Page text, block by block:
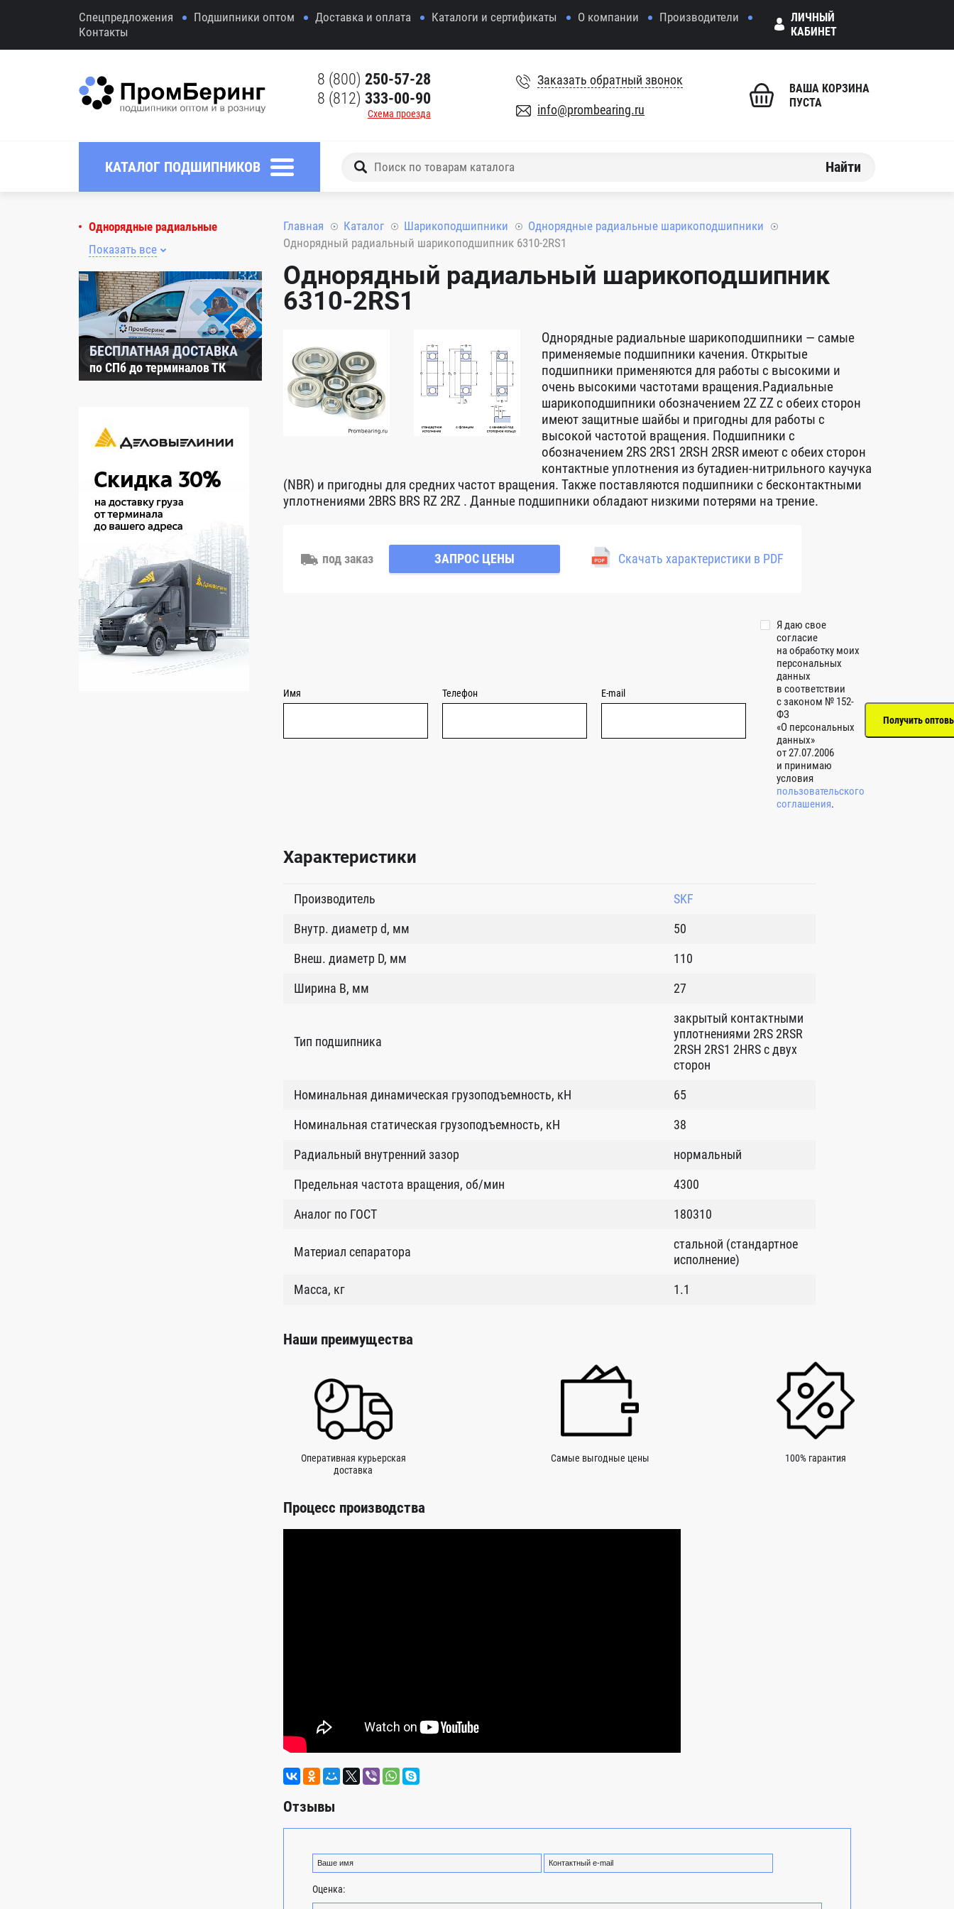
Спецпредложения Подшипники оптом Доставка и оплата Каталоги и сертификаты О компании
Производители
Контакты
ЛИЧНЫЙ
КАБИНЕТ
8 (800) 250-57-28
8 (812) 333-00-90
Схема проезда
Заказать обратный звонок
info@prombearing.ru
ВАША КОРЗИНА
ПУСТА
КАТАЛОГ ПОДШИПНИКОВ Найти
Однорядные радиальные
Показать все
БЕСПЛАТНАЯ ДОСТАВКА
по СПб до терминалов ТК
Главная Каталог Шарикоподшипники
Однорядные радиальные шарикоподшипники
Однорядный радиальный шарикоподшипник 6310-2RS1
Однорядный радиальный шарикоподшипник
6310-2RS1
Однорядные радиальные шарикоподшипники — самые
применяемые подшипники качения. Открытые
подшипники применяются для работы с высокими и
очень высокими частотами вращения.Радиальные
шарикоподшипники обозначением 2Z ZZ с обеих сторон
имеют защитные шайбы и пригодны для работы с
высокой частотой вращения. Подшипники с
обозначением 2RS 2RS1 2RSH 2RSR имеют с обеих сторон
контактные уплотнения из бутадиен-нитрильного каучука
(NBR) и пригодны для средних частот вращения. Также поставляются подшипники с бесконтактными
уплотнениями 2BRS BRS RZ 2RZ . Данные подшипники обладают низкими потерями на трение.
под заказ ЗАПРОС ЦЕНЫ Скачать характеристики в PDF
Имя Телефон E-mail
Я даю свое
согласие
на обработку моих
персональных
данных
в соответствии
с законом № 152-
ФЗ
«О персональных
данных»
от 27.07.2006
и принимаю
условия
пользовательского
соглашения.
Характеристики
Производитель
SKF
Внутр. диаметр d, мм
50
Внеш. диаметр D, мм
110
Ширина B, мм
27
Тип подшипника
закрытый контактными
уплотнениями 2RS 2RSR
2RSH 2RS1 2HRS с двух
сторон
Номинальная динамическая грузоподъемность, кН
65
Номинальная статическая грузоподъемность, кН
38
Радиальный внутренний зазор
нормальный
Предельная частота вращения, об/мин
4300
Аналог по ГОСТ
180310
Материал сепаратора
стальной (стандартное
исполнение)
Масса, кг
1.1
Наши преимущества
Оперативная курьерская
доставка
Самые выгодные цены 100% гарантия
Процесс производства
Отзывы
Оценка: